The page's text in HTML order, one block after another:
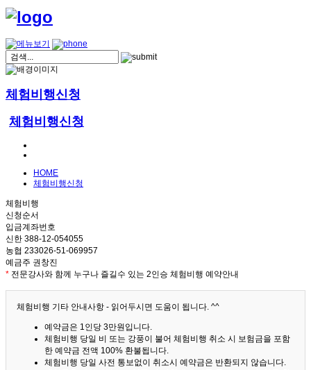
체험비행신청
체험비행신청
HOME
체험비행신청
체험비행
신청순서
입금계좌번호
신한 388-12-054055
농협 233026-51-069957
예금주 권창진
* 전문강사와 함께 누구나 즐길수 있는 2인승 체험비행 예약안내
체험비행 기타 안내사항 - 읽어두시면 도움이 됩니다. ^^
예약금은 1인당 3만원입니다.
체험비행 당일 비 또는 강풍이 불어 체험비행 취소 시 보험금을 포함
한 예약금 전액 100% 환불됩니다.
체험비행 당일 사전 통보없이 취소시 예약금은 반환되지 않습니다.